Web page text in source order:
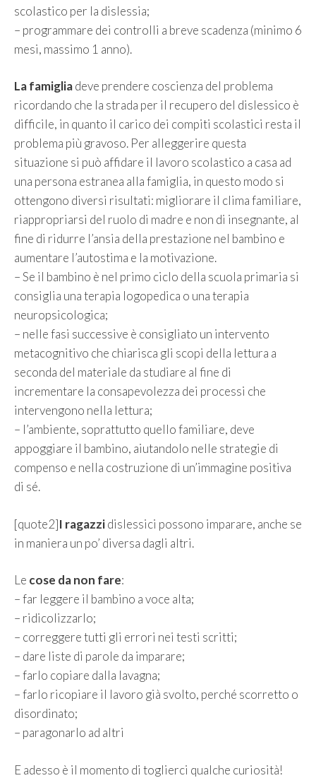
scolastico per la dislessia;
– programmare dei controlli a breve scadenza (minimo 6
mesi, massimo 1 anno).
La famigliadeve prendere coscienza del problema
ricordando che la strada per il recupero del dislessico è
difficile, in quanto il carico dei compiti scolastici resta il
problema più gravoso. Per alleggerire questa
situazione si può affidare il lavoro scolastico a casa ad
una persona estranea alla famiglia, in questo modo si
ottengono diversi risultati: migliorare il clima familiare,
riappropriarsi del ruolo di madre e non di insegnante, al
fine di ridurre l’ansia della prestazione nel bambino e
aumentare l’autostima e la motivazione.
– Se il bambino è nel primo ciclo della scuola primaria si
consiglia una terapia logopedica o una terapia
neuropsicologica;
– nelle fasi successive è consigliato un intervento
metacognitivo che chiarisca gli scopi della lettura a
seconda del materiale da studiare al fine di
incrementare la consapevolezza dei processi che
intervengono nella lettura;
– l’ambiente, soprattutto quello familiare, deve
appoggiare il bambino, aiutandolo nelle strategie di
compenso e nella costruzione di un’immagine positiva
di sé.
[quote2]I ragazzidislessici possono imparare, anche se
in maniera un po’ diversa dagli altri.
Le cose da non fare:
– far leggere il bambino a voce alta;
– ridicolizzarlo;
– correggere tutti gli errori nei testi scritti;
– dare liste di parole da imparare;
– farlo copiare dalla lavagna;
– farlo ricopiare il lavoro già svolto, perché scorretto o
disordinato;
– paragonarlo ad altri
E adesso è il momento di toglierci qualche curiosità!